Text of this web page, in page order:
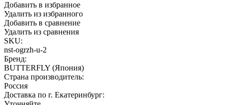
Добавить в избранное
Удалить из избранного
Добавить в сравнение
Удалить из сравнения
SKU:
nst-ogrzh-u-2
Бренд:
BUTTERFLY (Япония)
Страна производитель:
Россия
Доставка по г. Екатеринбург: